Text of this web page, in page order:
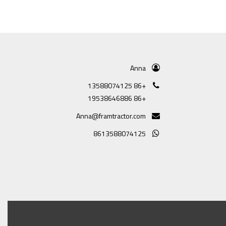
Anna
+86 13588074125
+86 19538646886
Anna@framtractor.com
8613588074125